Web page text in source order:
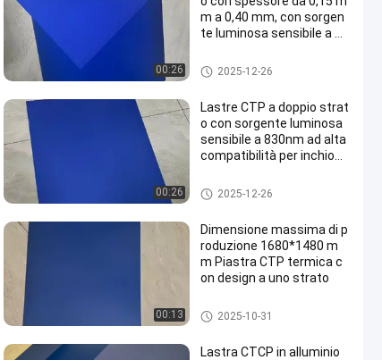
00:26
m a 0,40 mm, con sorgen
te luminosa sensibile a 83
a di 24 mesi
Piatto di doppio strato PCT
2025-12-26
00:26
Lastre CTP a doppio strat
o con sorgente luminosa
sensibile a 830nm ad alta
compatibilità per inchiost
V
Piatto di doppio strato PCT
2025-12-26
00:13
Dimensione massima di p
roduzione 1680*1480 m
m Piastra CTP termica c
on design a uno strato
piatto termico di PCT
2025-10-31
Lastra CTCP in alluminio